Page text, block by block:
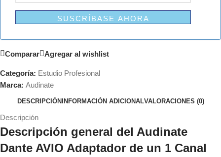
SUSCRÍBASE AHORA
Comparar Agregar al wishlist
Categoría: Estudio Profesional
Marca: Audinate
DESCRIPCIÓN INFORMACIÓN ADICIONALVALORACIONES (0)
Descripción
Descripción general del Audinate
Dante AVIO Adaptador de un 1 Canal